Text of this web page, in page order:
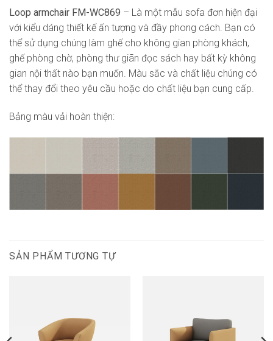
Loop armchair FM-WC869 – Là một mẫu sofa đơn hiện đại
với kiểu dáng thiết kế ấn tượng và đầy phong cách. Bạn có
thể sử dụng chúng làm ghế cho không gian phòng khách,
ghế phòng chờ, phòng thư giãn đọc sách hay bất kỳ không
gian nội thất nào bạn muốn. Màu sắc và chất liệu chúng có
thể thay đổi theo yêu cầu hoặc do chất liệu bạn cung cấp.
Bảng màu vải hoàn thiện:
SẢN PHẨM TƯƠNG TỰ